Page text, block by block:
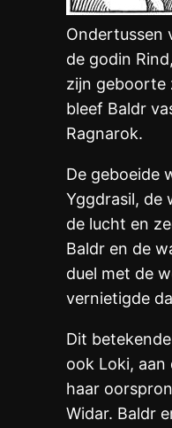
Ondertussen
de godin
zijn geboorte
bleef Baldr
Ragnarok.
De geboeide
Yggdrasil, de
de lucht en
Baldr en de
duel met de
vernietigde
Dit
ook Loki,
haar
Widar. Baldr